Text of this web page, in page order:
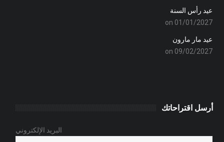
عيد رأس السنة
on 01/01/2027
عيد مار مارون
on 09/02/2027
أرسل اقتراحاتك
البريد الإلكتروني